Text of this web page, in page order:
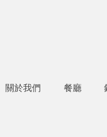
關於我們 餐廳